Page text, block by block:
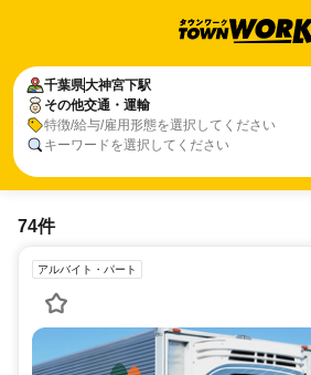
千葉県大神宮下駅
その他交通・運輸
特徴/給与/雇用形態を選択してください
キーワードを選択してください
74件
アルバイト・パート